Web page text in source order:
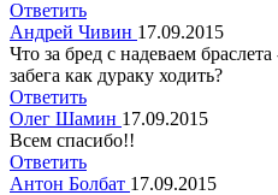
Ответить
Андрей Чивин 17.09.2015
Что за бред с надеваем
забега как дураку ходить?
Ответить
Олег Шамин 17.09.2015
Всем спасибо!!
Ответить
Антон Болбат 17.09.2015